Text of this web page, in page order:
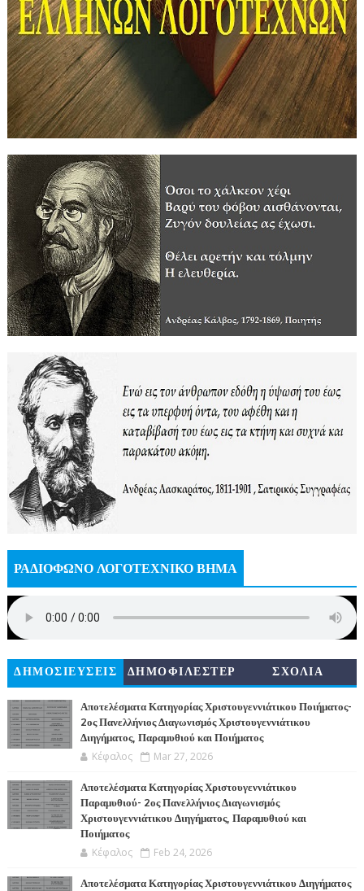
ΡΑΔΙΟΦΩΝΟ ΛΟΓΟΤΕΧΝΙΚΟ ΒΗΜΑ
ΔΗΜΟΣΙΕΥΣΕΙΣ
ΔΗΜΟΦΙΛΕΣΤΕΡ
ΣΧΟΛΙΑ
Αποτελέσματα Κατηγορίας Χριστουγεννιάτικου Ποιήματος-
2ος Πανελλήνιος Διαγωνισμός Χριστουγεννιάτικου
Διηγήματος, Παραμυθιού και Ποιήματος
Κέφαλος Mar 27, 2026
Αποτελέσματα Κατηγορίας Χριστουγεννιάτικου
Παραμυθιού- 2ος Πανελλήνιος Διαγωνισμός
Χριστουγεννιάτικου Διηγήματος, Παραμυθιού και
Ποιήματος
Κέφαλος Feb 24, 2026
Αποτελέσματα Κατηγορίας Χριστουγεννιάτικου Διηγήματος